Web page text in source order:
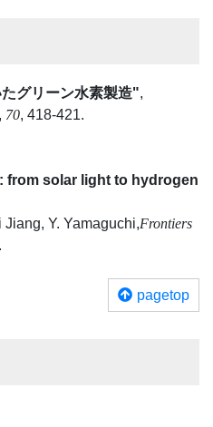
グリーン水素製造",
, 70, 418-421.
from solar light to hydrogen
Y. Yamaguchi,Frontiers
pagetop